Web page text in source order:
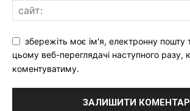
збережіть моє ім'я, електронну пошту
цьому веб-переглядачі наступного разу,
коментуватиму.